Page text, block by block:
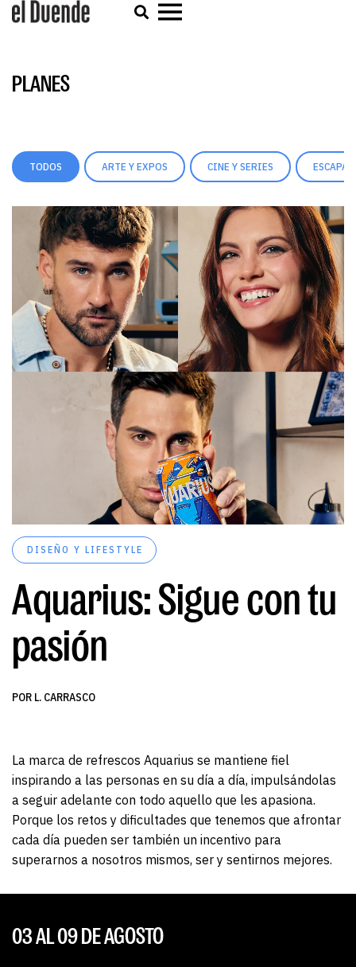
PLANES
TODOS ARTE Y EXPOS CINE Y SERIES
DISEÑO Y LIFESTYLE
Aquarius: Sigue con tu
pasión
POR L. CARRASCO
La marca de refrescos Aquarius se mantiene fiel
inspirando a las personas en su día a día, impulsándolas
a seguir adelante con todo aquello que les apasiona.
Porque los retos y dificultades que tenemos que afrontar
cada día pueden ser también un incentivo para
superarnos a nosotros mismos, ser y sentirnos mejores.
03 AL 09 DE AGOSTO